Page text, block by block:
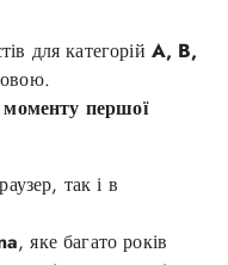
для категорій A, B,
першої
так і в
, яке багато років